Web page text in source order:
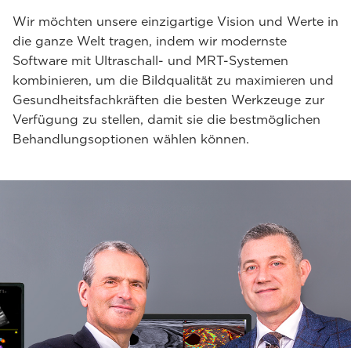
Wir möchten unsere einzigartige Vision und Werte in
die ganze Welt tragen, indem wir modernste
Software mit Ultraschall- und MRT-Systemen
kombinieren, um die Bildqualität zu maximieren und
Gesundheitsfachkräften die besten Werkzeuge zur
Verfügung zu stellen, damit sie die bestmöglichen
Behandlungsoptionen wählen können.